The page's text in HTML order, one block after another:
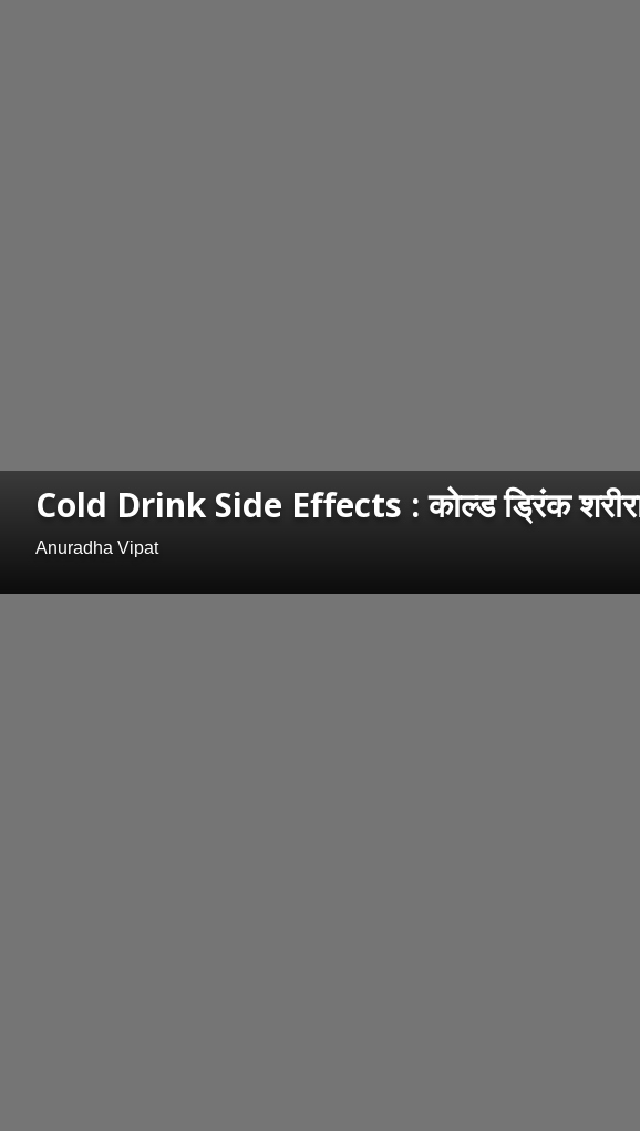
Cold Drink Side Effects : कोल्ड ड्रिंक
Anuradha Vipat